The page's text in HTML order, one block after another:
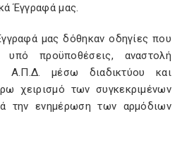
Έγγραφά μας.
μας δόθηκαν οδηγίες που
προϋποθέσεις, αναστολή
Α.Π.Δ. μέσω διαδικτύου και
χειρισμό των συγκεκριμένων
την ενημέρωση των αρμόδιων